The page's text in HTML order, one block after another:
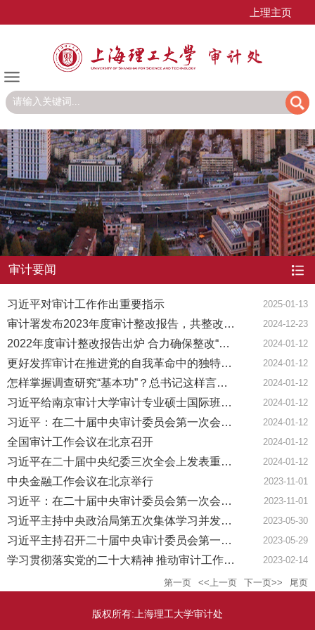
上理主页
审计要闻
2025-01-13
习近平对审计工作作出重要指示
2024-12-23
审计署发布2023年度审计整改报告，共整改问题金额5380多亿元！
2024-01-12
2022年度审计整改报告出炉 合力确保整改“动真格”
2024-01-12
更好发挥审计在推进党的自我革命中的独特作用
2024-01-12
怎样掌握调查研究“基本功”？总书记这样言传身教
2024-01-12
习近平给南京审计大学审计专业硕士国际班的留学生回信
2024-01-12
习近平：在二十届中央审计委员会第一次会议上的讲话
2024-01-12
全国审计工作会议在北京召开
2024-01-12
习近平在二十届中央纪委三次全会上发表重要讲话强调 深入推进党的自我革命 坚决打赢反腐败斗争攻坚战持久战
2023-11-01
中央金融工作会议在北京举行
2023-11-01
习近平：在二十届中央审计委员会第一次会议上的讲话
2023-05-30
习近平主持中央政治局第五次集体学习并发表重要讲话
2023-05-29
习近平主持召开二十届中央审计委员会第一次会议强调 发挥审计在推进党的自我革命中的独特作用 进一步推进新时代审计工作高质量发展
2023-02-14
学习贯彻落实党的二十大精神 推动审计工作高质量发展
第一页 <<上一页 下一页>> 尾页
版权所有:上海理工大学审计处